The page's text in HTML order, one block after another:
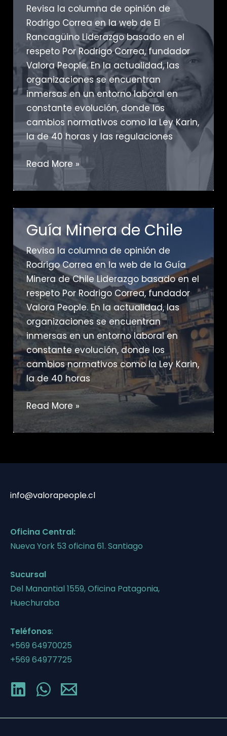
Revisa la columna de opinión de
Rodrigo Correa en la web de El
Rancagüino Liderazgo basado en el
respeto Por Rodrigo Correa, fundador
Valora People. En la actualidad, las
organizaciones se encuentran
inmersas en un entorno laboral en
constante evolución, donde los
cambios normativos como la Ley Karin,
la de 40 horas y las regulaciones
El
Rancagüino
Read More »
Guía Minera de Chile
Revisa la columna de opinión de
Rodrigo Correa en la web de la Guía
Minera de Chile Liderazgo basado en el
respeto Por Rodrigo Correa, fundador
Valora People. En la actualidad, las
organizaciones se encuentran
inmersas en un entorno laboral en
constante evolución, donde los
cambios normativos como la Ley Karin,
la de 40 horas
Guía
Minera
de
Read More »
info@valorapeople.cl
Oficina Central:
Nueva York 53 oficina 61. Santiago
Sucursal
Del Manantial 1559, Oficina Patagonia,
Huechuraba
Teléfonos:
+569 64970025
+569 64977725